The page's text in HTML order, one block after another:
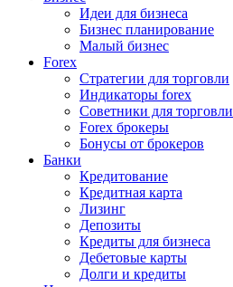
Идеи для бизнеса
Бизнес планирование
Малый бизнес
Forex
Стратегии для торговли
Индикаторы forex
Советники для торговли
Forex брокеры
Бонусы от брокеров
Банки
Кредитование
Кредитная карта
Лизинг
Депозиты
Кредиты для бизнеса
Дебетовые карты
Долги и кредиты